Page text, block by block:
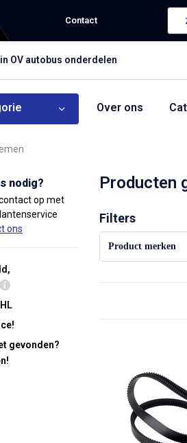
Contact
OV autobus onderdelen
Over ons
Producten
Sorteren op:
Filters
Product merken
nodig?
op met
ons
gevonden?